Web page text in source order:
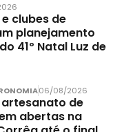
clubes de
planejamento
41º Natal Luz de
06/08/2026
de
abertas na